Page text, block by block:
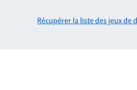
Récupérer la liste des jeux de